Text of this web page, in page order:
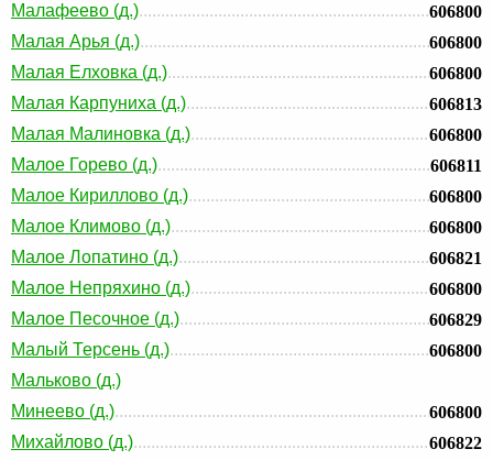
Малафеево (д.)
606800
Малая Арья (д.)
606800
Малая Елховка (д.)
606800
Малая Карпуниха (д.)
606813
Малая Малиновка (д.)
606800
Малое Горево (д.)
606811
Малое Кириллово (д.)
606800
Малое Климово (д.)
606800
Малое Лопатино (д.)
606821
Малое Непряхино (д.)
606800
Малое Песочное (д.)
606829
Малый Терсень (д.)
606800
Мальково (д.)
Минеево (д.)
606800
Михайлово (д.)
606822